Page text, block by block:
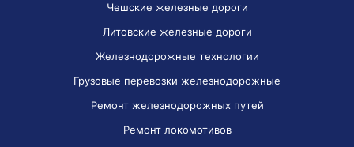
Чешские железные дороги
Литовские железные дороги
Железнодорожные технологии
Грузовые перевозки железнодорожные
Ремонт железнодорожных путей
Ремонт локомотивов